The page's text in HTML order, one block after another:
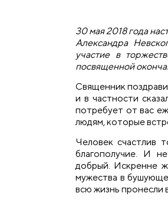
30 мая 2018 года
Александра
участие в
посвященной
Священник
и в частности
потребует от вас
людям, которые
Человек счастлив
благополучие. И
добрый. Искренне
мужества в
всю жизнь пронесли